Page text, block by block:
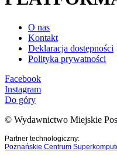
O nas
Kontakt
Deklaracja dostępności
Polityka prywatności
Facebook
Instagram
Do góry
© Wydawnictwo Miejskie
Partner technologiczny:
Poznańskie Centrum